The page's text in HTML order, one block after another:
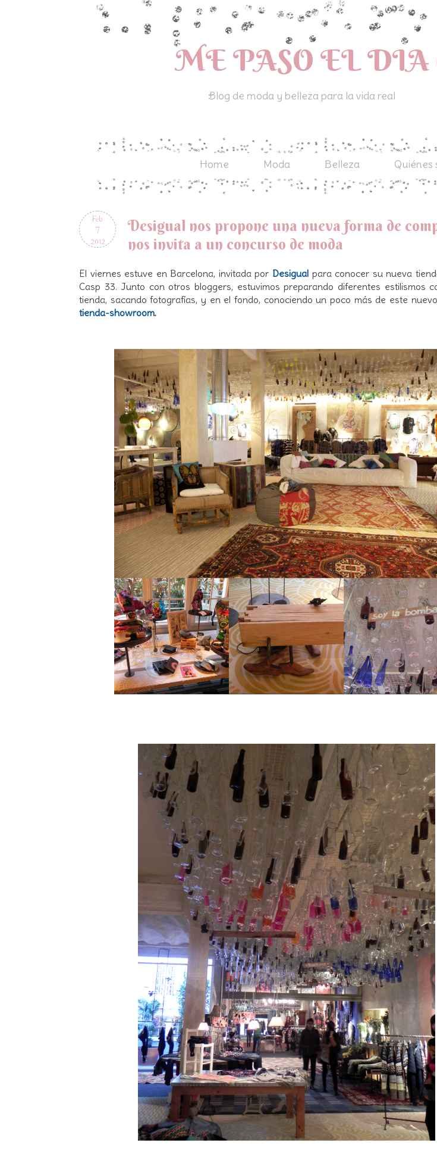
ME PASO EL
Blog de moda y belleza para la vida real
Home Moda Belleza Quiénes
Feb
7
2012
Desigual nos propone una nueva forma de
nos invita a un concurso de moda
El viernes estuve en Barcelona, invitada por Desigual para conocer su nueva
Casp 33. Junto con otros bloggers, estuvimos preparando diferentes estilismos
tienda, sacando fotografías, y en el fondo, conociendo un poco más de este
tienda-showroom.